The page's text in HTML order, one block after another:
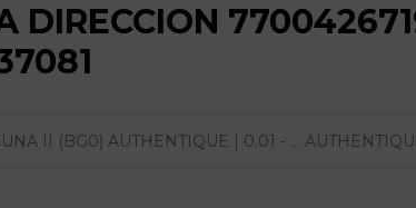
DIRECCION
II (BG0) AUTHENTIQUE | 0.01 - ...